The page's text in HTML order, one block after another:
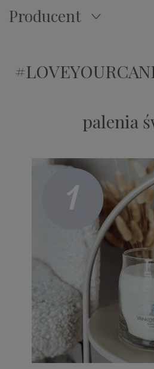
Producent
palenia